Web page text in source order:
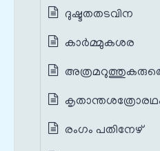
ദുഷ്ടതതടവിന
കാർമ്മുകശര
രംഗം പതിനേഴ്